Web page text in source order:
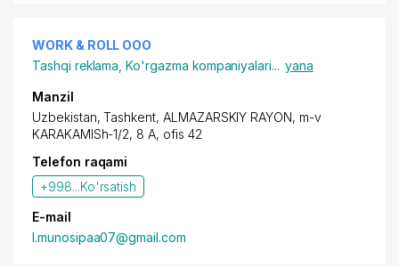
WORK & ROLL OOO
Tashqi reklama ,Ko'rgazma kompaniyalari... yana
Manzil
Uzbekistan, Tashkent, ALMAZARSKIY RAYON, m-v
KARAKAMISh-1/2, 8 A, ofis 42
Telefon raqami
+998...Ko'rsatish
E-mail
l.munosipaa07@gmail.com